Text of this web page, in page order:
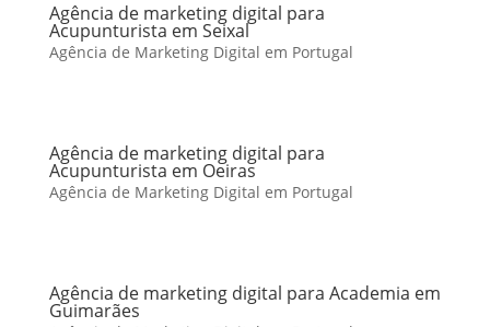
Agência de marketing digital para
Acupunturista em Seixal
Agência de Marketing Digital em Portugal
Agência de marketing digital para
Acupunturista em Oeiras
Agência de Marketing Digital em Portugal
Agência de marketing digital para Academia em
Guimarães